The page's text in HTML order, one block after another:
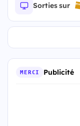
Sorties sur
MERCI Publicité